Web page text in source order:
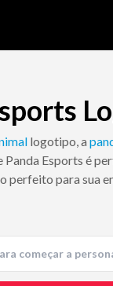
logotipo, a
Panda Esports é
perfeito para sua